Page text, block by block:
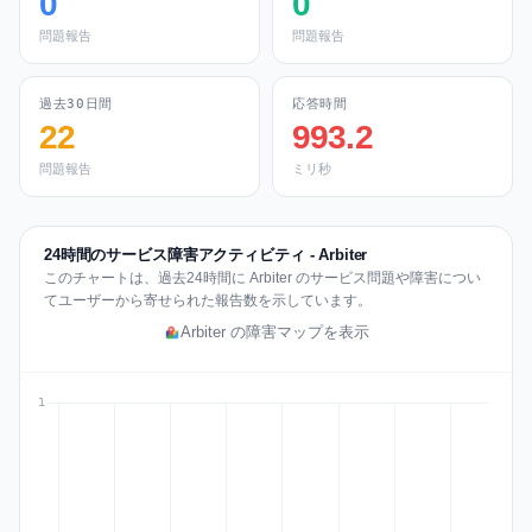
問題報告 問題報告
過去30日間
22
問題報告
応答時間
993.2
ミリ秒
24時間のサービス障害アクティビティ - Arbiter
このチャートは、過去24時間に Arbiter のサービス問題や障害につい
てユーザーから寄せられた報告数を示しています。
Arbiter の障害マップを表示